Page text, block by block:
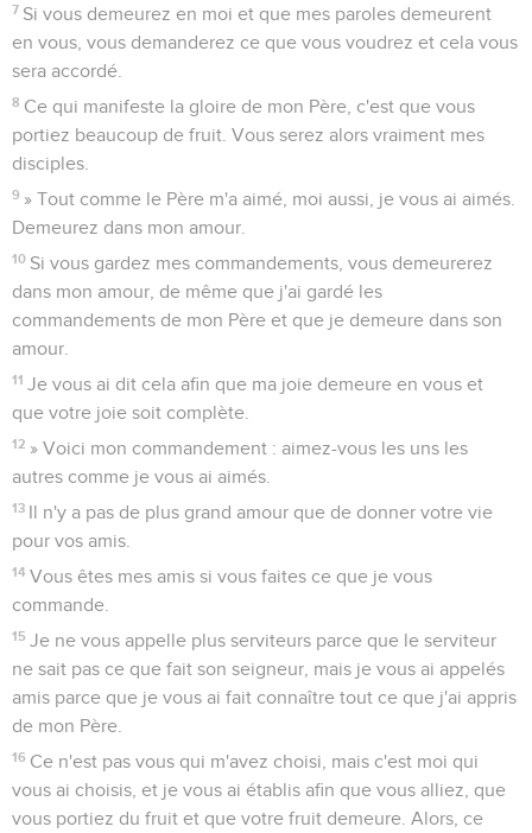
7 Si vous demeurez en moi et que mes paroles demeurent
en vous, vous demanderez ce que vous voudrez et cela vous
sera accordé.
8 Ce qui manifeste la gloire de mon Père, c'est que vous
portiez beaucoup de fruit. Vous serez alors vraiment mes
disciples.
9 » Tout comme le Père m'a aimé, moi aussi, je vous ai aimés.
Demeurez dans mon amour.
10 Si vous gardez mes commandements, vous demeurerez
dans mon amour, de même que j'ai gardé les
commandements de mon Père et que je demeure dans son
amour.
11 Je vous ai dit cela afin que ma joie demeure en vous et
que votre joie soit complète.
12 » Voici mon commandement : aimez-vous les uns les
autres comme je vous ai aimés.
13 Il n'y a pas de plus grand amour que de donner votre vie
pour vos amis.
14 Vous êtes mes amis si vous faites ce que je vous
commande.
15 Je ne vous appelle plus serviteurs parce que le serviteur
ne sait pas ce que fait son seigneur, mais je vous ai appelés
amis parce que je vous ai fait connaître tout ce que j'ai appris
de mon Père.
16 Ce n'est pas vous qui m'avez choisi, mais c'est moi qui
vous ai choisis, et je vous ai établis afin que vous alliez, que
vous portiez du fruit et que votre fruit demeure. Alors, ce